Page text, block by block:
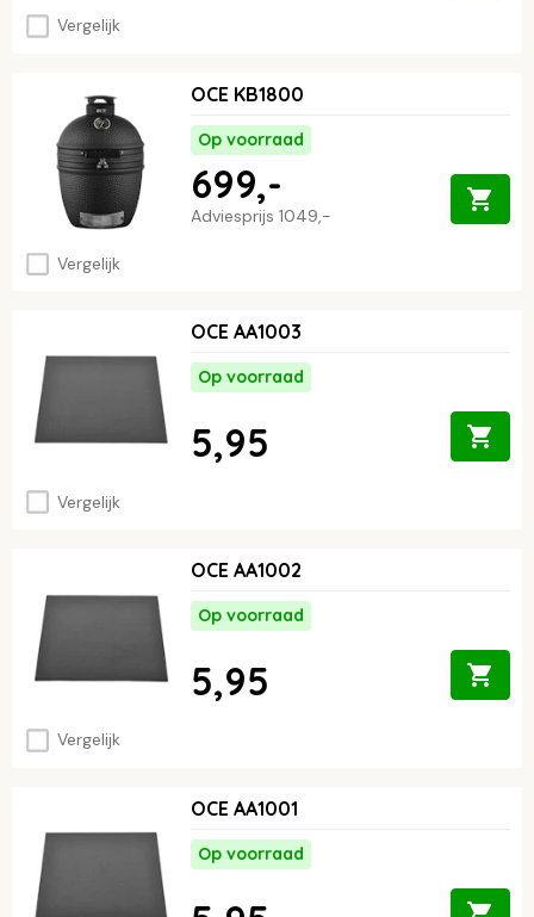
Vergelijk
Vergelijk
OCE KB1800
Op voorraad
Adviesprijs 1049,-
699,-
Vergelijk
OCE AA1003
Op voorraad
5,95
Vergelijk
OCE AA1002
Op voorraad
5,95
OCE AA1001
Op voorraad